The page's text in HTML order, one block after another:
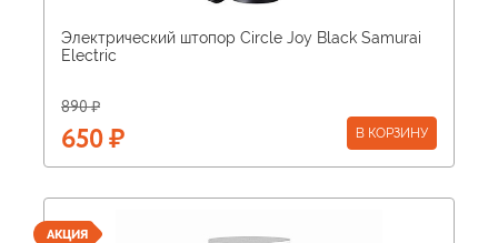
Электрический штопор Circle Joy Black Samurai
Electric
890 ₽
650 ₽ В КОРЗИНУ
АКЦИЯ